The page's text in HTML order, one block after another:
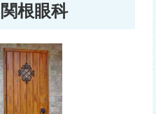
根眼科